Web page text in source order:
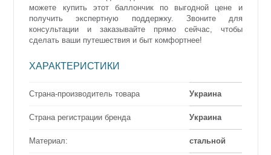
можете купить этот баллончик по выгодной цене и
получить экспертную поддержку. Звоните для
консультации и заказывайте прямо сейчас, чтобы
сделать ваши путешествия и быт комфортнее!
ХАРАКТЕРИСТИКИ
Страна-производитель товара Украина
Страна регистрации бренда Украина
Материал: стальной